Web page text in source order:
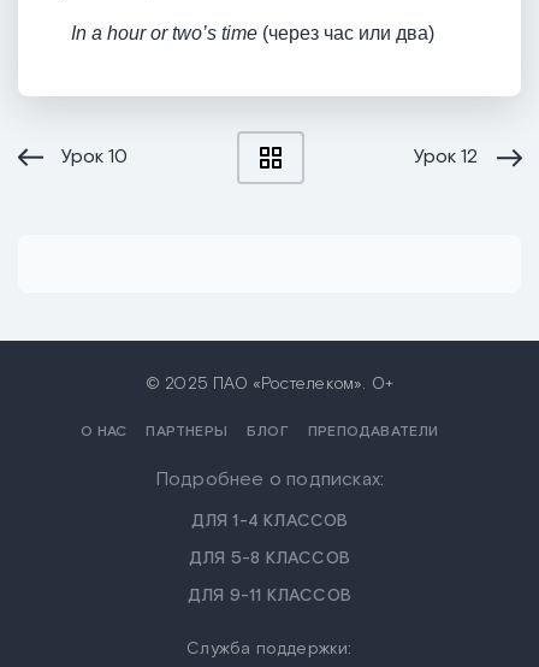
In a hour or two’s time (через час или два)
Урок10 Урок12
© 2025 ПАО «Ростелеком». 0+
О НАС ПАРТНЕРЫ БЛОГ ПРЕПОДАВАТЕЛИ
Подробнее о подписках:
ДЛЯ 1-4 КЛАССОВ
ДЛЯ 5-8 КЛАССОВ
ДЛЯ 9-11 КЛАССОВ
Служба поддержки: